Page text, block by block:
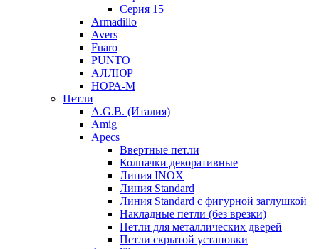
Серия 15
Armadillo
Avers
Fuaro
PUNTO
АЛЛЮР
НОРА-М
Петли
A.G.B. (Италия)
Amig
Apecs
Ввертные петли
Колпачки декоративные
Линия INOX
Линия Standard
Линия Standard с фигурной заглушкой
Накладные петли (без врезки)
Петли для металлических дверей
Петли скрытой установки